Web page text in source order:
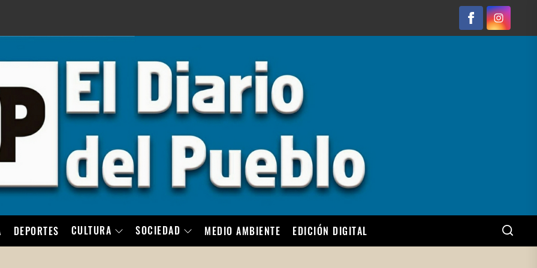
FacebookInstagram
DEPORTES CULTURA SOCIEDAD MEDIO AMBIENTE EDICIÓN DIGITAL